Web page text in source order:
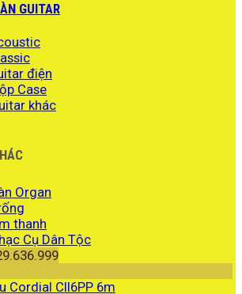
GUITAR
điện
Case
khác
Organ
thanh
Cụ Dân Tộc